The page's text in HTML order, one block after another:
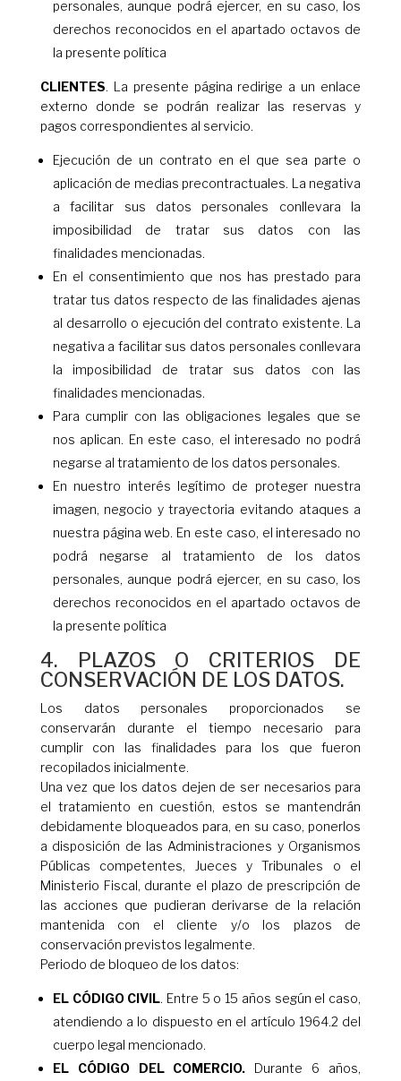
personales, aunque podrá ejercer, en su caso, los
derechos reconocidos en el apartado octavos de
la presente política
CLIENTES. La presente página redirige a un enlace
externo donde se podrán realizar las reservas y
pagos correspondientes al servicio.
Ejecución de un contrato en el que sea parte o
aplicación de medias precontractuales. La negativa
a facilitar sus datos personales conllevara la
imposibilidad de tratar sus datos con las
finalidades mencionadas.
En el consentimiento que nos has prestado para
tratar tus datos respecto de las finalidades ajenas
al desarrollo o ejecución del contrato existente. La
negativa a facilitar sus datos personales conllevara
la imposibilidad de tratar sus datos con las
finalidades mencionadas.
Para cumplir con las obligaciones legales que se
nos aplican. En este caso, el interesado no podrá
negarse al tratamiento de los datos personales.
En nuestro interés legítimo de proteger nuestra
imagen, negocio y trayectoria evitando ataques a
nuestra página web. En este caso, el interesado no
podrá negarse al tratamiento de los datos
personales, aunque podrá ejercer, en su caso, los
derechos reconocidos en el apartado octavos de
la presente política
4. PLAZOS O CRITERIOS DE
CONSERVACIÓN DE LOS DATOS.
Los datos personales proporcionados se
conservarán durante el tiempo necesario para
cumplir con las finalidades para los que fueron
recopilados inicialmente.
Una vez que los datos dejen de ser necesarios para
el tratamiento en cuestión, estos se mantendrán
debidamente bloqueados para, en su caso, ponerlos
a disposición de las Administraciones y Organismos
Públicas competentes, Jueces y Tribunales o el
Ministerio Fiscal, durante el plazo de prescripción de
las acciones que pudieran derivarse de la relación
mantenida con el cliente y/o los plazos de
conservación previstos legalmente.
Periodo de bloqueo de los datos:
EL CÓDIGO CIVIL. Entre 5 o 15 años según el caso,
atendiendo a lo dispuesto en el artículo 1964.2 del
cuerpo legal mencionado.
EL CÓDIGO DEL COMERCIO. Durante 6 años,